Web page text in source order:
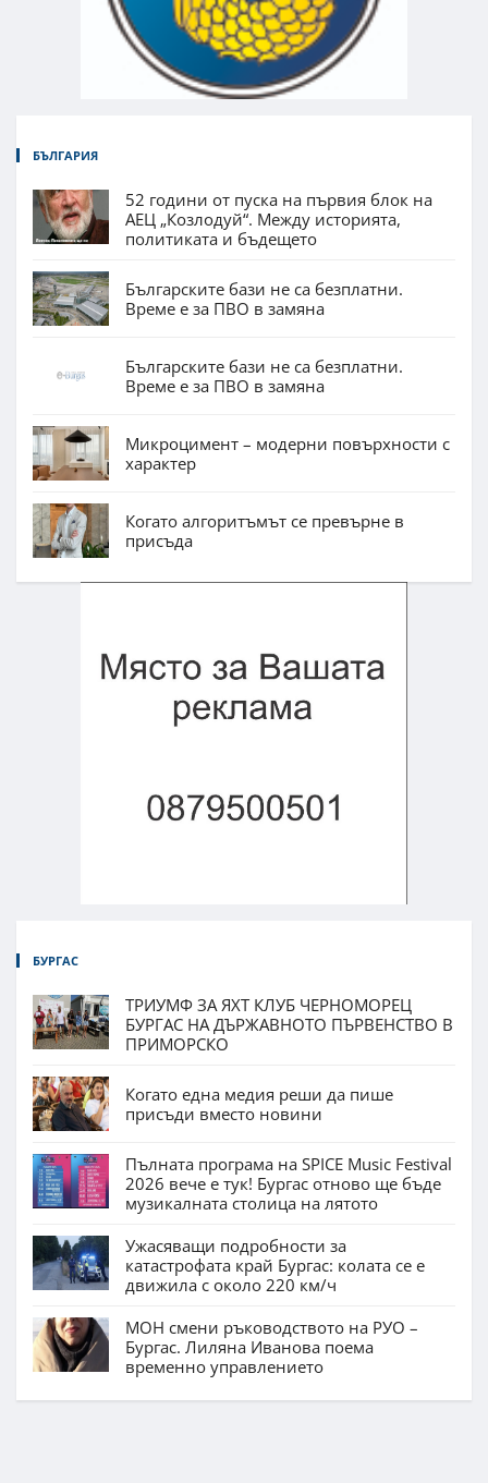
БЪЛГАРИЯ
52 години от пуска на първия блок на
АЕЦ „Козлодуй“. Между историята,
политиката и бъдещето
Българските бази не са безплатни.
Време е за ПВО в замяна
Българските бази не са безплатни.
Време е за ПВО в замяна
Микроцимент – модерни повърхности с
характер
Когато алгоритъмът се превърне в
присъда
БУРГАС
ТРИУМФ ЗА ЯХТ КЛУБ ЧЕРНОМОРЕЦ
БУРГАС НА ДЪРЖАВНОТО ПЪРВЕНСТВО В
ПРИМОРСКО
Когато една медия реши да пише
присъди вместо новини
Пълната програма на SPICE Music Festival
2026 вече е тук! Бургас отново ще бъде
музикалната столица на лятото
Ужасяващи подробности за
катастрофата край Бургас: колата се е
движила с около 220 км/ч
МОН смени ръководството на РУО –
Бургас. Лиляна Иванова поема
временно управлението